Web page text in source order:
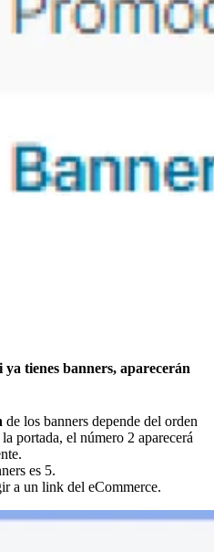
tienes banners, aparecerán
de los banners depende del orden
portada, el número 2 aparecerá
es 5.
a un link del eCommerce.